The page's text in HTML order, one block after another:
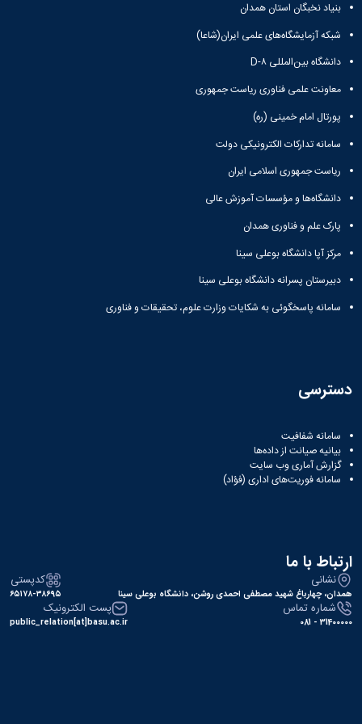
معظم
رهبری
دانشگاه
روابط
عمومی
دانشکده‌ها
شماره
تلفن‌ها
آموزش
کارکنان
سایر
تقویم
نظامنامه
اخلاق
آموزش
دانش‌آموختگان
آزمایشگاه
شناسی
آزمایشگاه
هوش
ربات
بینایی
آزمایشگاه
پژوهش
کتابخانه
مرکزی
و
اسناد
پایان
نامه
و
انتشارات
کتب
مجلات
علمی
فصلنامه
فناوری
و
حسابداری
رزن
صنایع
بهار
مجتمع
آموزش
عالی
نهاوند
(ویژه
زمین
سالن‌های
ورزشی
تفریحی-
سیاحتی
دانشگاه
موزه
تاریخ
طبیعی
دانشگاه
(محمد)
بنیاد نخبگان استان همدان
شبکه آزمایشگاه‌های علمی ایران(شاعا)
دانشگاه بین‌المللی D-۸
معاونت علمی فناوری ریاست جمهوری
پورتال امام خمینی (ره)
سامانه تدارکات الکترونیکی دولت
ریاست جمهوری اسلامی ایران
دانشگاه‌ها و مؤسسات آموزش عالی
پارک علم و فناوری همدان
مرکز آپا دانشگاه بوعلی سینا
دبیرستان پسرانه دانشگاه بوعلی سینا
سامانه پاسخگوئی به شکایات وزارت علوم، تحقیقات و فناوری
دسترسی
سامانه شفافیت
بیانیه صیانت از داده‌ها
گزارش آماری وب‌ سایت
سامانه فوریت‌های اداری (فؤاد)
ارتباط با ما
نشانی
همدان، چهارباغ شهید مصطفی احمدی روشن، دانشگاه بوعلی سینا
کدپستی
۶۵۱۷۸-۳۸۶۹۵
شماره تماس
31400000 - 081
پست الکترونیک
public_relation[at]basu.ac.ir